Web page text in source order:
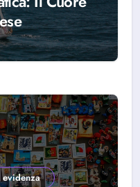
evidenza